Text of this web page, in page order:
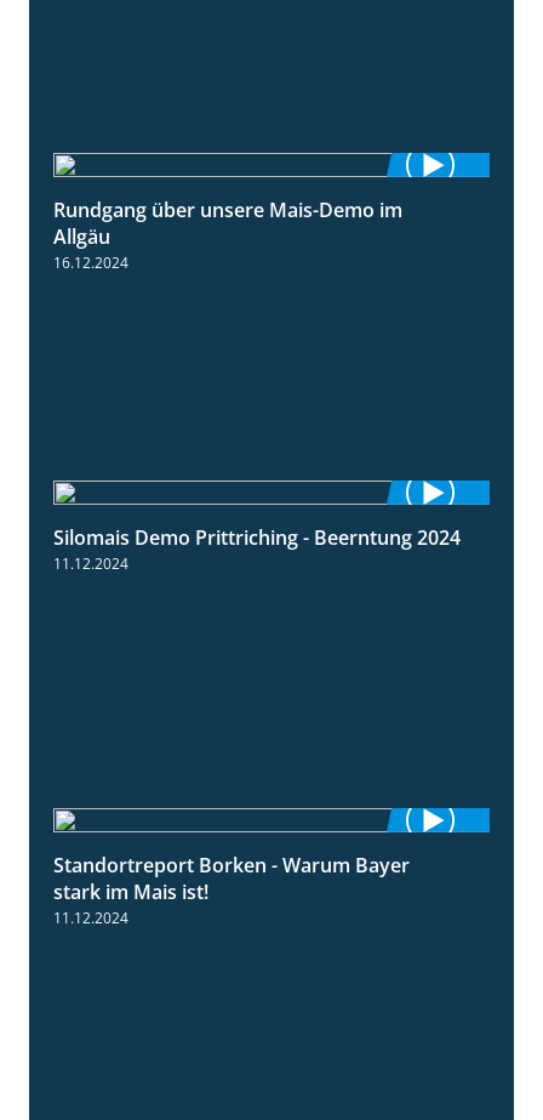
Rundgang über unsere Mais-Demo im
Allgäu
16.12.2024
12:28
Silomais Demo Prittriching - Beerntung 2024
11.12.2024
Standortreport Borken - Warum Bayer
stark im Mais ist!
11.12.2024